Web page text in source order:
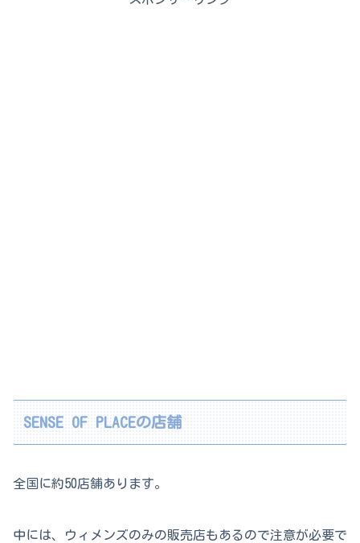
SENSE OF PLACEの店舗
全国に約50店舗あります。
中には、ウィメンズのみの販売店もあるので注意が必要で